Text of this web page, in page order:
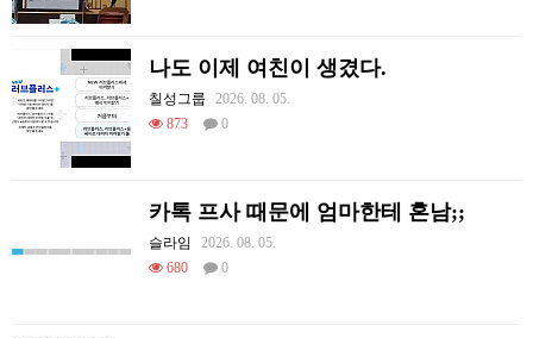
나도 이제 여친이 생겼다.
칠성그룹
2026. 08. 05.
873
0
카톡 프사 때문에 엄마한테 혼남;;
슬라임
2026. 08. 05.
680
0